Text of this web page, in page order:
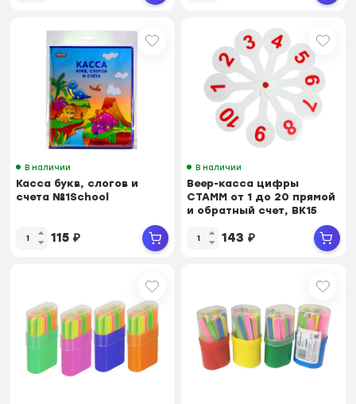
В наличии
Касса букв, слогов и
счета №1School
115 ₽
В наличии
Веер-касса цифры
СТАММ от 1 до 20 прямой
и обратный счет, ВК15
143 ₽